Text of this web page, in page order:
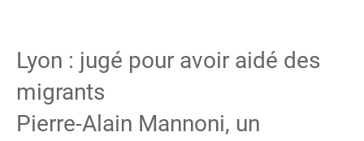
Lyon : jugé pour avoir aidé des
migrants
Pierre-Alain Mannoni, un